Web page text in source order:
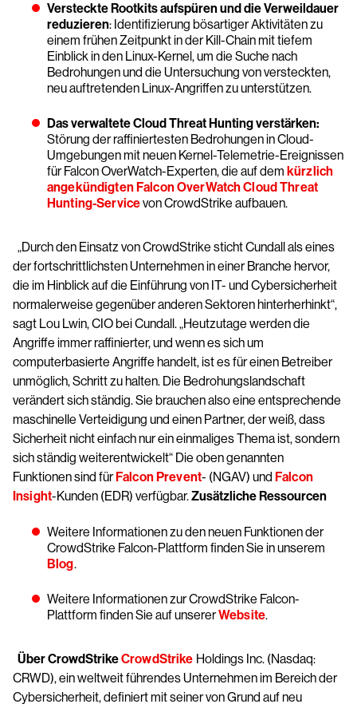
Versteckte Rootkits aufspüren und die Verweildauer
reduzieren: Identifizierung bösartiger Aktivitäten zu
einem frühen Zeitpunkt in der Kill-Chain mit tiefem
Einblick in den Linux-Kernel, um die Suche nach
Bedrohungen und die Untersuchung von versteckten,
neu auftretenden Linux-Angriffen zu unterstützen.
Das verwaltete Cloud Threat Hunting verstärken:
Störung der raffiniertesten Bedrohungen in Cloud-
Umgebungen mit neuen Kernel-Telemetrie-Ereignissen
für Falcon OverWatch-Experten, die auf dem kürzlich
angekündigten Falcon OverWatch Cloud Threat
Hunting-Servicevon CrowdStrike aufbauen.
„Durch den Einsatz von CrowdStrike sticht Cundall als eines
der fortschrittlichsten Unternehmen in einer Branche hervor,
die im Hinblick auf die Einführung von IT- und Cybersicherheit
normalerweise gegenüber anderen Sektoren hinterherhinkt“,
sagt Lou Lwin, CIO bei Cundall. „Heutzutage werden die
Angriffe immer raffinierter, und wenn es sich um
computerbasierte Angriffe handelt, ist es für einen Betreiber
unmöglich, Schritt zu halten. Die Bedrohungslandschaft
verändert sich ständig. Sie brauchen also eine entsprechende
maschinelle Verteidigung und einen Partner, der weiß, dass
Sicherheit nicht einfach nur ein einmaliges Thema ist, sondern
sich ständig weiterentwickelt“ Die oben genannten
Funktionen sind fürFalcon Prevent- (NGAV) und Falcon
Insight-Kunden (EDR) verfügbar.Zusätzliche Ressourcen
Weitere Informationen zu den neuen Funktionen der
CrowdStrike Falcon-Plattform finden Sie in unserem
Blog.
Weitere Informationen zur CrowdStrike Falcon-
Plattform finden Sie auf unsererWebsite.
Über CrowdStrikeCrowdStrike Holdings Inc. (Nasdaq:
CRWD), ein weltweit führendes Unternehmen im Bereich der
Cybersicherheit, definiert mit seiner von Grund auf neu